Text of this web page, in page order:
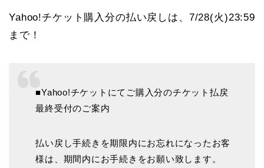
Yahoo!チケット購入分の払い戻しは、7/28(火)23:59
まで！
■Yahoo!チケットにてご購入分のチケット払戻
最終受付のご案内
払い戻し手続きを期限内にお忘れになったお客
様は、期間内にお手続きをお願い致します。